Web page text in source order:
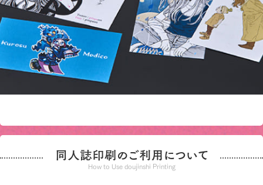
同人誌印刷のご利用について
How to Use doujinshi Printing